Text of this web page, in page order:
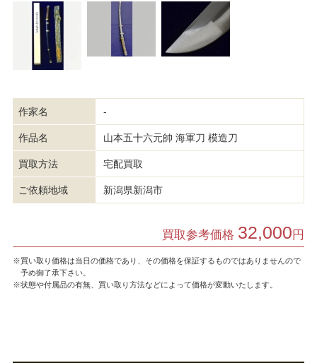
作家名 -
作品名 山本五十六元帥 海軍刀 模造刀
買取方法 宅配買取
ご依頼地域 新潟県新潟市
買取参考価格 32,000 円
※買い取り価格は当日の価格であり、その価格を保証するものではありませんので
予め御了承下さい。
※状態や付属品の有無、買い取り方法などによって価格が変動いたします。